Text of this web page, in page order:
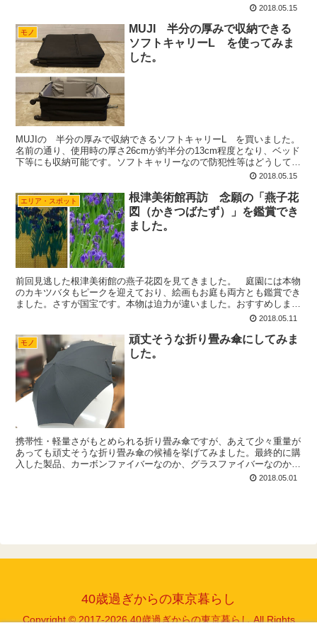
2018.05.15
モノ
MUJI 半分の厚みで収納できる
ソフトキャリーL を使ってみま
した。
MUJIの 半分の厚みで収納できるソフトキャリーL を買いました。
名前の通り、使用時の厚さ26cmが約半分の13cm程度となり、ベッド
下等にも収納可能です。ソフトキャリーなので防犯性等はどうしても
2018.05.15
エリア・スポット
根津美術館再訪 念願の「燕子花
図（かきつばたず）」を鑑賞でき
ました。
前回見逃した根津美術館の燕子花図を見てきました。 庭園には本物
のカキツバタもピークを迎えており、絵画もお庭も両方とも鑑賞でき
ました。さすが国宝です。本物は迫力が違いました。おすすめしま
2018.05.11
モノ
頑丈そうな折り畳み傘にしてみま
した。
携帯性・軽量さがもとめられる折り畳み傘ですが、あえて少々重量が
あっても頑丈そうな折り畳み傘の候補を挙げてみました。最終的に購
入した製品、カーボンファイバーなのか、グラスファイバーなのかよ
くわからないという微妙なところはありますが、耐久性はありそうで
2018.05.01
40歳過ぎからの東京暮らし
Copyright © 2017-2026 40歳過ぎからの東京暮らし All Rights